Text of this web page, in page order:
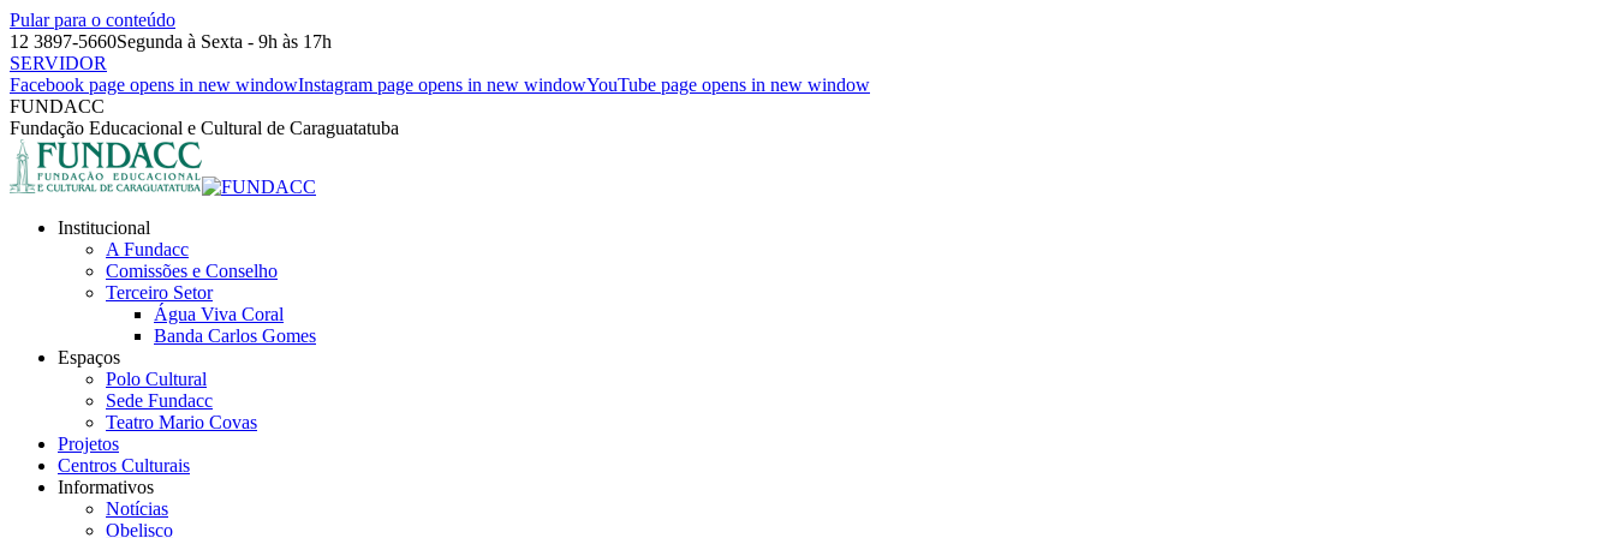
Pular para o conteúdo
12 3897-5660Segunda à Sexta - 9h às 17h
SERVIDOR
Facebook page opens in new windowInstagram page opens in new windowYouTube page opens in new window
FUNDACC
Fundação Educacional e Cultural de Caraguatatuba
Institucional
A Fundacc
Comissões e Conselho
Terceiro Setor
Água Viva Coral
Banda Carlos Gomes
Espaços
Polo Cultural
Sede Fundacc
Teatro Mario Covas
Projetos
Centros Culturais
Informativos
Notícias
Obelisco